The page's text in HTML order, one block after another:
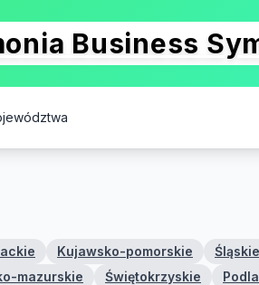
Business
Kujawsko-pomorskie Śląskie
mazurskie Świętokrzyskie